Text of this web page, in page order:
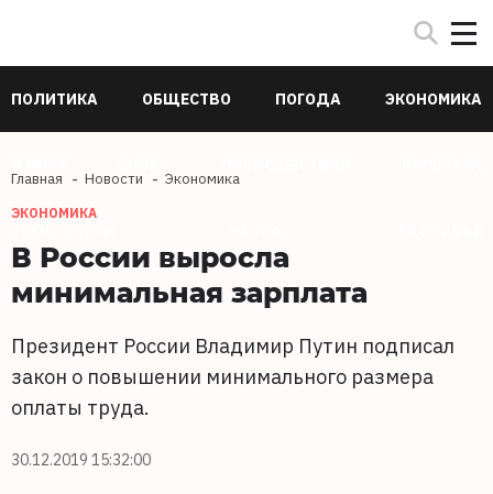
ПОЛИТИКА ОБЩЕСТВО ПОГОДА ЭКОНОМИКА
Главная Новости Экономика
ЭКОНОМИКА
В России выросла
минимальная зарплата
Президент России Владимир Путин подписал
закон о повышении минимального размера
оплаты труда.
30.12.2019 15:32:00